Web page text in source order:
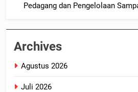
Pedagang dan Pengelolaan
Archives
Agustus 2026
Juli 2026